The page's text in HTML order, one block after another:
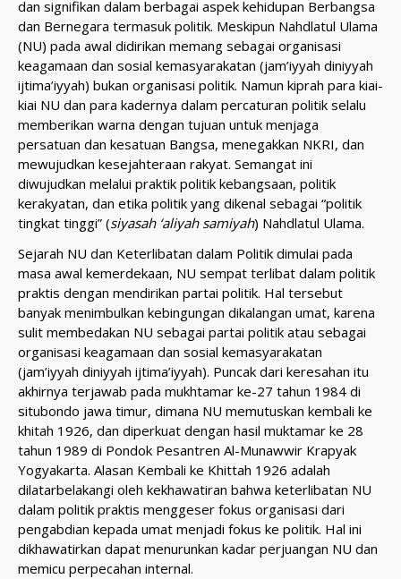
dan signifikan dalam berbagai aspek kehidupan Berbangsa
dan Bernegara termasuk politik. Meskipun Nahdlatul Ulama
(NU) pada awal didirikan memang sebagai organisasi
keagamaan dan sosial kemasyarakatan (jam’iyyah diniyyah
ijtima’iyyah) bukan organisasi politik. Namun kiprah para kiai-
kiai NU dan para kadernya dalam percaturan politik selalu
memberikan warna dengan tujuan untuk menjaga
persatuan dan kesatuan Bangsa, menegakkan NKRI, dan
mewujudkan kesejahteraan rakyat. Semangat ini
diwujudkan melalui praktik politik kebangsaan, politik
kerakyatan, dan etika politik yang dikenal sebagai “politik
tingkat tinggi” (siyasah ‘aliyah samiyah) Nahdlatul Ulama.
Sejarah NU dan Keterlibatan dalam Politik dimulai pada
masa awal kemerdekaan, NU sempat terlibat dalam politik
praktis dengan mendirikan partai politik. Hal tersebut
banyak menimbulkan kebingungan dikalangan umat, karena
sulit membedakan NU sebagai partai politik atau sebagai
organisasi keagamaan dan sosial kemasyarakatan
(jam’iyyah diniyyah ijtima’iyyah). Puncak dari keresahan itu
akhirnya terjawab pada mukhtamar ke-27 tahun 1984 di
situbondo jawa timur, dimana NU memutuskan kembali ke
khitah 1926, dan diperkuat dengan hasil muktamar ke 28
tahun 1989 di Pondok Pesantren Al-Munawwir Krapyak
Yogyakarta. Alasan Kembali ke Khittah 1926 adalah
dilatarbelakangi oleh kekhawatiran bahwa keterlibatan NU
dalam politik praktis menggeser fokus organisasi dari
pengabdian kepada umat menjadi fokus ke politik. Hal ini
dikhawatirkan dapat menurunkan kadar perjuangan NU dan
memicu perpecahan internal.